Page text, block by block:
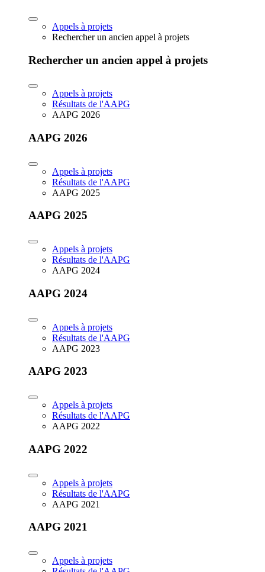
Appels à projets
Rechercher un ancien appel à projets
Rechercher un ancien appel à projets
Appels à projets
Résultats de l'AAPG
AAPG 2026
AAPG 2026
Appels à projets
Résultats de l'AAPG
AAPG 2025
AAPG 2025
Appels à projets
Résultats de l'AAPG
AAPG 2024
AAPG 2024
Appels à projets
Résultats de l'AAPG
AAPG 2023
AAPG 2023
Appels à projets
Résultats de l'AAPG
AAPG 2022
AAPG 2022
Appels à projets
Résultats de l'AAPG
AAPG 2021
AAPG 2021
Appels à projets